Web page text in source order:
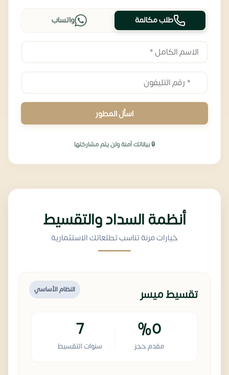
طلب مكالمة واتساب
اسأل المطور
🔒 بياناتك آمنة ولن يتم مشاركتها
أنظمة السداد والتقسيط
خيارات مرنة تناسب تطلعاتك الاستثمارية
النظام الأساسي تقسيط ميسر
%0
مقدم حجز
7
سنوات التقسيط